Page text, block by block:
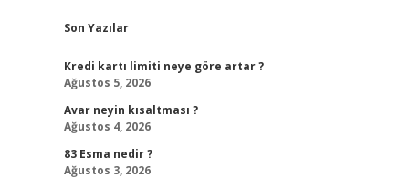
Sidebar
Son Yazılar
Kredi kartı limiti neye göre artar ?
Ağustos 5, 2026
Avar neyin kısaltması ?
Ağustos 4, 2026
83 Esma nedir ?
Ağustos 3, 2026